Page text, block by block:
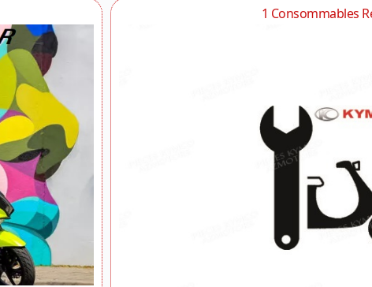
Carenages Arriere
Carenages Avant
Carters Moteur
Carter Droit
Chassis
Clignotants
Compteur De Vitesses
Culasse
Cylindre Piston
Decors
Demarreur Pompe A Huile
Echappement
Equipement Electrique
Feu Arriere
Fourche Garde Boue Avant
1 Consommables